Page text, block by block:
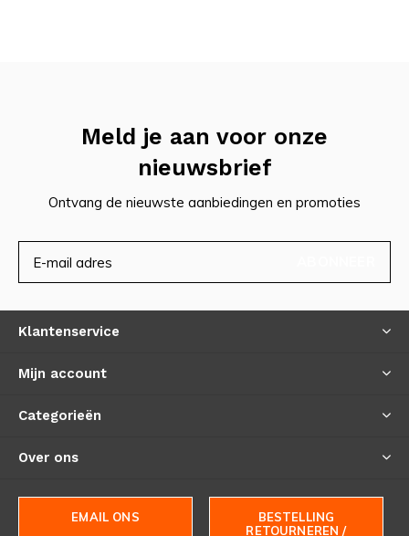
Meld je aan voor onze
nieuwsbrief
Ontvang de nieuwste aanbiedingen en promoties
Klantenservice
Mijn account
Categorieën
Over ons
EMAIL ONS
BESTELLING
RETOURNEREN /